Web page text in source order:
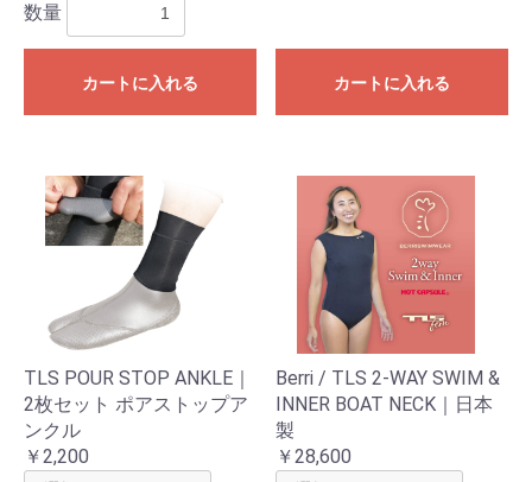
数量
カートに入れる カートに入れる
TLS POUR STOP ANKLE｜
2枚セット ポアストップア
ンクル
￥2,200
Berri / TLS 2-WAY SWIM &
INNER BOAT NECK｜日本
製
￥28,600